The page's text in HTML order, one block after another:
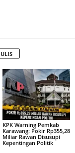
KPK Warning Pemkab
Karawang: Pokir Rp355,28
Miliar Rawan Disusupi
Kepentingan Politik